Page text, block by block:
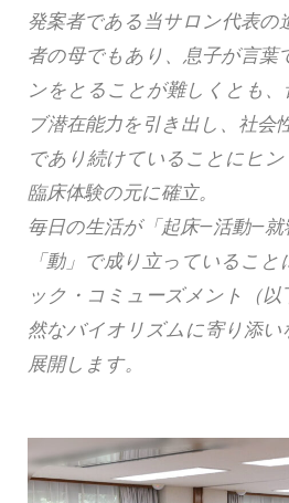
発案者である当サロン代表の
者の母でもあり、息子が言葉
ンをとることが難しくとも
ブ潜在能力を引き出し、社会
であり続けていることにヒ
臨床体験の元に確立。
毎日の生活が「起床―活動―就
「動」で成り立っているこ
ック・コミューズメント（以
然なバイオリズムに寄り添
展開します。